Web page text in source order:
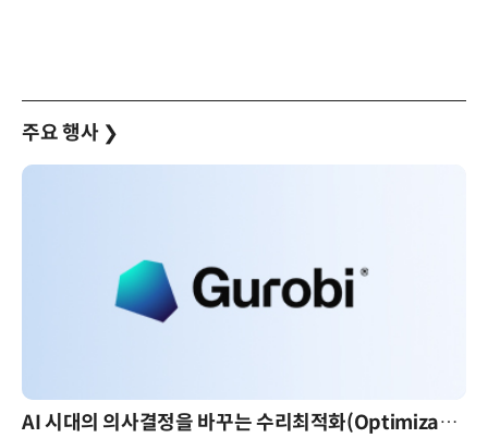
주요 행사 ❯
AI 시대의 의사결정을 바꾸는 수리최적화(Optimization): 실제 산업 적용 사례와 활용 전략